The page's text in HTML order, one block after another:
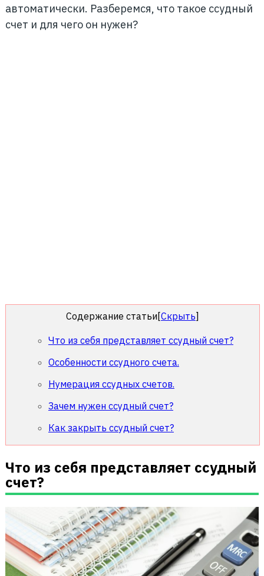
автоматически. Разберемся, что такое ссудный
счет и для чего он нужен?
Содержание статьи [Скрыть]
Что из себя представляет ссудный счет?
Особенности ссудного счета.
Нумерация ссудных счетов.
Зачем нужен ссудный счет?
Как закрыть ссудный счет?
Что из себя представляет ссудный
счет?